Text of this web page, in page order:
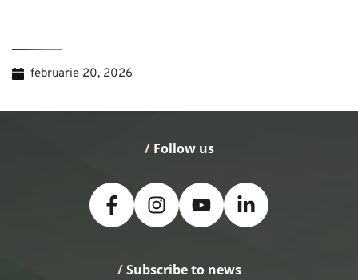
februarie 20, 2026
/ Follow us
/ Subscribe to news